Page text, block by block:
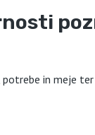
in meje